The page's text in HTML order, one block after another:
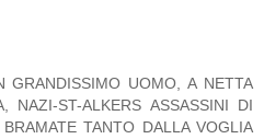
GRANDISSIMO UOMO, A NETTA
NAZI-ST-ALKERS ASSASSINI DI
TANTO DALLA VOGLIA